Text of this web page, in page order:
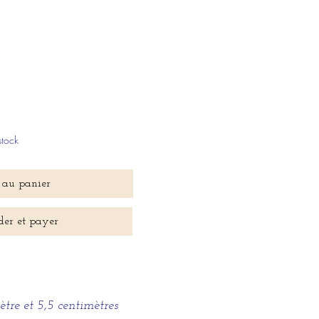
panier
et payer
et 5,5 centimètres